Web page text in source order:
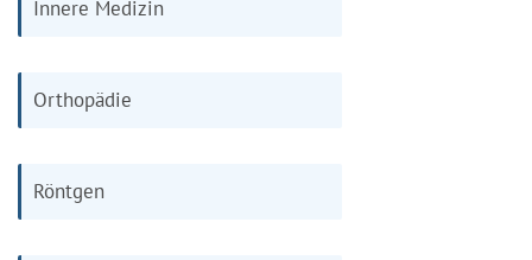
Innere Medizin
Orthopädie
Röntgen